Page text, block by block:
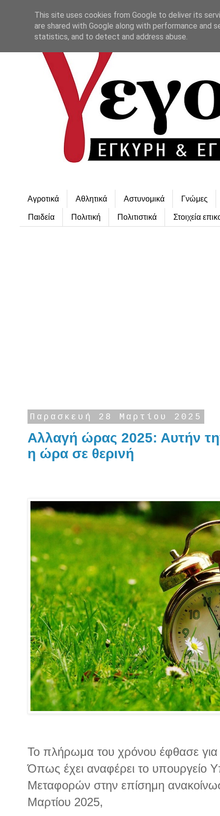
Αγροτικά Αθλητικά Αστυνομικά Γνώμες
Παιδεία Πολιτική Πολιτιστικά Στοιχεία
Παρασκευή 28 Μαρτίου 2025
Αλλαγή ώρας 2025: Αυτήν
η ώρα σε θερινή
Το πλήρωμα του χρόνου έφθασε
Όπως έχει αναφέρει το υπουργείο
Μεταφορών στην επίσημη
Μαρτίου 2025,
This site uses cookies from Google to deliver its
are shared with Google along with performance and
statistics, and to detect and address abuse.